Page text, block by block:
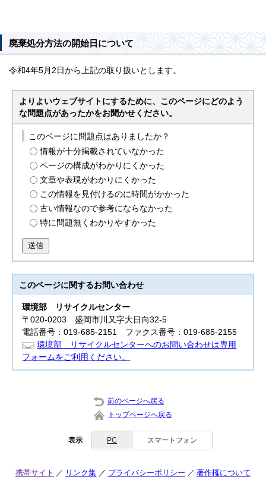
廃棄処分方法の開始日について
令和4年5月2日から上記の取り扱いとします。
よりよいウェブサイトにするために、このページにどのよう
な問題点があったかをお聞かせください。
このページに問題点はありましたか？
情報が十分掲載されていなかった
ページの構成がわかりにくかった
文章や表現がわかりにくかった
この情報を見付けるのに時間がかかった
古い情報なので参考にならなかった
特に問題無くわかりやすかった
送信
このページに関するお問い合わせ
環境部
リサイクルセンター
〒020-0203 盛岡市川又字大日向32-5
電話番号：019-685-2151 ファクス番号：019-685-2155
環境部 リサイクルセンターへのお問い合わせは専用
フォームをご利用ください。
前のページへ戻る
トップページへ戻る
表示 PC スマートフォン
携帯サイト リンク集 プライバシーポリシー 著作権について